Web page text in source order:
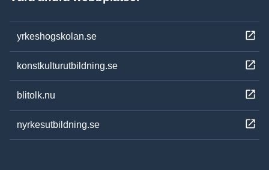
yrkeshogskolan.se
konstkulturutbildning.se
blitolk.nu
nyrkesutbildning.se